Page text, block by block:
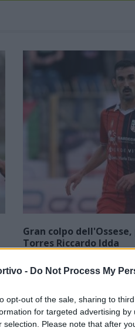
- Do Not Process My
opt-out of the sale, sharing to
for targeted advertising
selection. Please note that after
Gran colpo
Torres Riccardo Idda
prende Riccardo Idda,
ha concluso il triennio alla
sua lunga…